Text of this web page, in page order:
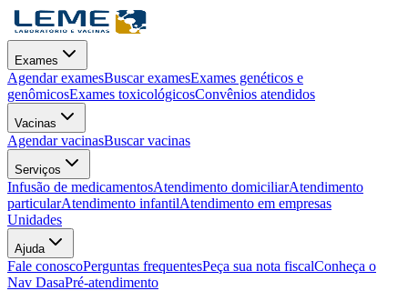
Exames
Agendar examesBuscar examesExames genéticos e
genômicosExames toxicológicosConvênios atendidos
Vacinas
Agendar vacinasBuscar vacinas
Serviços
Infusão de medicamentosAtendimento domiciliarAtendimento
particularAtendimento infantilAtendimento em empresas
Unidades
Ajuda
Fale conoscoPerguntas frequentesPeça sua nota fiscalConheça o
Nav DasaPré-atendimento